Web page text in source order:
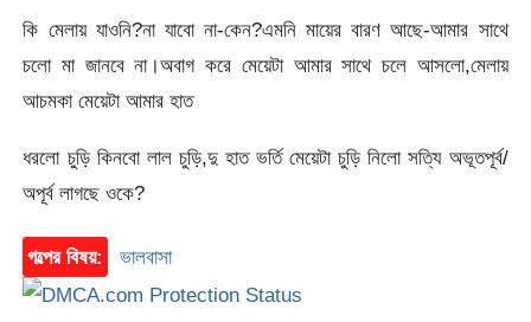
কি মেলায় যাওনি?না যাবো না-কেন?এমনি মায়ের বারণ আছে-আমার সাথে
চলো মা জানবে না।অবাগ করে মেয়েটা আমার সাথে চলে আসলো,মেলায়
আচমকা মেয়েটা আমার হাত
ধরলো চুড়ি কিনবো লাল চুড়ি,দু হাত ভর্তি মেয়েটা চুড়ি নিলো সত্যি অভূতপূর্ব/
অপূর্ব লাগছে ওকে?
গল্পের বিষয়: ভালবাসা